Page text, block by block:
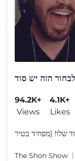
94.2K+
Views
4.1K+
Likes
The Shon Show